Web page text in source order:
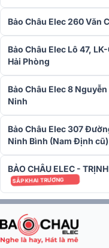
Bên cạnh đó, công nghệ
chỉ tạo điểm nhấn ánh
trong thiết kế của loa.
sáng, không chỉ dễ dàng
làm tăng vẻ đẹp thẩm mỹ
Bảo Châu Elec 260 Văn
Bảo Châu Elec Lô 47,
Hải Phòng
Bảo Châu Elec 8
Ninh
Bảo Châu Elec 307
Ninh Bình (Nam Định cũ)
BẢO CHÂU ELEC -
SẮP KHAI TRƯƠNG